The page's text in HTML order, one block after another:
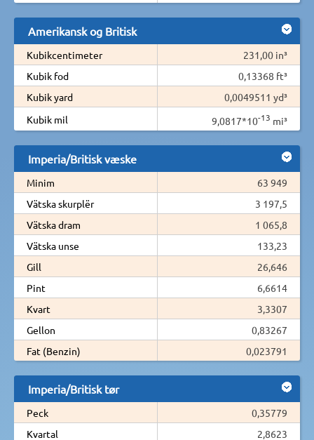
Amerikansk og Britisk
Kubikcentimeter
231,00 in³
Kubik fod
0,13368 ft³
Kubik yard
0,0049511 yd³
Kubik mil
9,0817*10-13 mi³
Imperia/Britisk væske
Minim
63 949
Vätska skurplër
3 197,5
Vätska dram
1 065,8
Vätska unse
133,23
Gill
26,646
Pint
6,6614
Kvart
3,3307
Gellon
0,83267
Fat (Benzin)
0,023791
Imperia/Britisk tør
Peck
0,35779
Kvartal
2,8623